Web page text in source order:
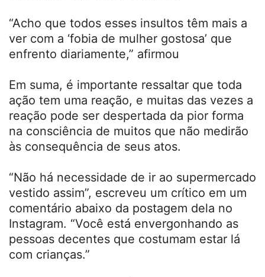
“Acho que todos esses insultos têm mais a
ver com a ‘fobia de mulher gostosa’ que
enfrento diariamente,” afirmou
Em suma, é importante ressaltar que toda
ação tem uma reação, e muitas das vezes a
reação pode ser despertada da pior forma
na consciência de muitos que não medirão
às consequência de seus atos.
“Não há necessidade de ir ao supermercado
vestido assim”, escreveu um crítico em um
comentário abaixo da postagem dela no
Instagram. “Você está envergonhando as
pessoas decentes que costumam estar lá
com crianças.”